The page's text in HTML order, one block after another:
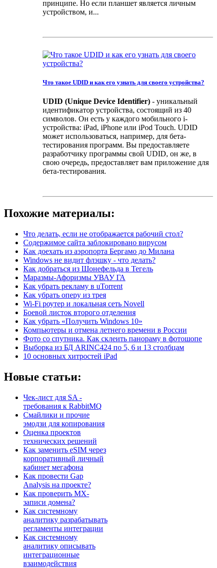
принципе. Но если планшет является личным
устройством, и...
Что такое UDID и как его узнать для своего устройства?
UDID (Unique Device Identifier) - уникальный
идентификатор устройства, состоящий из 40
символов. Он есть у каждого мобильного i-
устройства: iPad, iPhone или iPod Touch. UDID
может использоваться, например, для бета-
тестирования программ. Вы предоставляете
разработчику программы свой UDID, он же, в
свою очередь, предоставляет вам приложение для
бета-тестирования.
Похожие материалы:
Что делать, если не отображается рабочий стол?
Содержимое сайта заблокировано вирусом
Как доехать из аэропорта Бергамо до Милана
Windows не видит флэшку - что делать?
Как добраться из Шонефельда в Тегель
Маразмы-Афоризмы УВАУ ГА
Как убрать рекламу в uTorrent
Как убрать оперу из трея
Wi-Fi роутер и локальная сеть Novell
Боевой листок второго отделения
Как убрать «Получить Windows 10»
Компьютеры и отмена летнего времени в России
Фото со спутника. Как склеить панораму в фотошопе
Выборка из БД ARINC424 по 5, 6 и 13 столбцам
10 основных хитростей iPad
Новые статьи:
Чек-лист для SA -
требования к RabbitMQ
Смайлики и прочие
эмодзи для копирования
Оценка проектов
технических решений
Как заменить eSIM через
корпоративный личный
кабинет мегафона
Как провести Gap
Analysis на проекте?
Как проверить MX-
записи домена?
Как системному
аналитику разрабатывать
регламенты интеграции
Как системному
аналитику описывать
интеграционные
взаимодействия